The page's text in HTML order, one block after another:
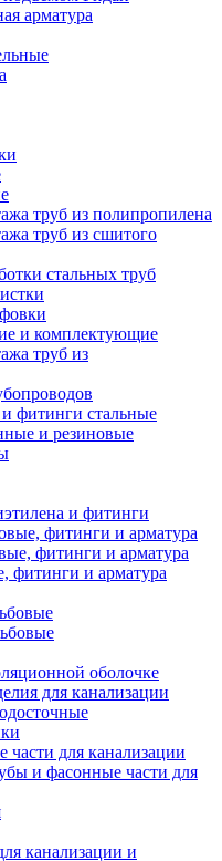
арматура
труб из полипропилена
труб из сшитого
стальных труб
и комплектующие
труб из
фитинги стальные
и резиновые
и фитинги
фитинги и арматура
фитинги и арматура
фитинги и арматура
оболочке
для канализации
для канализации
и фасонные части для
канализации и